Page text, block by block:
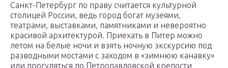
Санкт-Петербург по праву считается культурной
столицей России, ведь город богат музеями,
театрами, выставками, памятниками и невероятно
красивой архитектурой. Приехать в Питер можно
летом на белые ночи и взять ночную экскурсию под
разводными мостами с заходом в «зимнюю канавку»
или прогуляться по Петропавловской крепости